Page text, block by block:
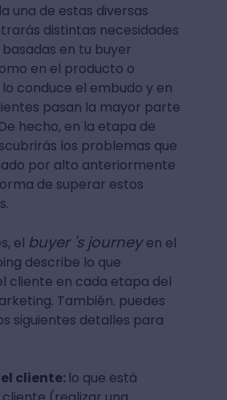
una de estas diversas
distintas necesidades
en tu buyer
en el producto o
conduce el embudo y en
pasan la mayor parte
hecho, en la etapa de
los problemas que
por alto anteriormente
de superar estos
el buyer 's journeyen el
describe lo que
cliente en cada etapa del
También. puedes
siguientes detalles para
cliente: lo que está